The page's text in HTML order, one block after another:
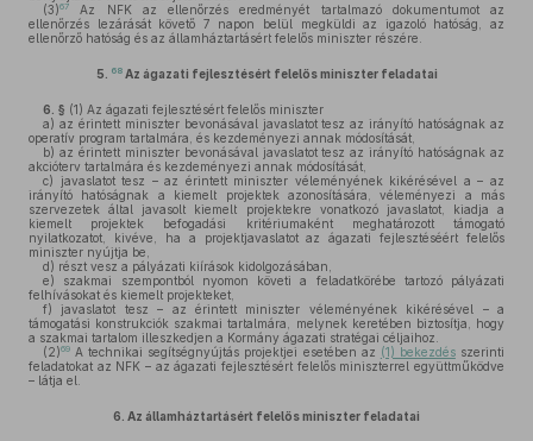
(3)67
Az NFK az ellenőrzés eredményét tartalmazó dokumentumot az
ellenőrzés lezárását követő 7 napon belül megküldi az igazoló hatóság, az
ellenőrző hatóság és az államháztartásért felelős miniszter részére.
5. 68Az ágazati fejlesztésért felelős miniszter feladatai
6. § (1) Az ágazati fejlesztésért felelős miniszter
a) az érintett miniszter bevonásával javaslatot tesz az irányító hatóságnak az
operatív program tartalmára, és kezdeményezi annak módosítását,
b) az érintett miniszter bevonásával javaslatot tesz az irányító hatóságnak az
akcióterv tartalmára és kezdeményezi annak módosítását,
c) javaslatot tesz – az érintett miniszter véleményének kikérésével a – az
irányító hatóságnak a kiemelt projektek azonosítására, véleményezi a más
szervezetek által javasolt kiemelt projektekre vonatkozó javaslatot, kiadja a
kiemelt projektek befogadási kritériumaként meghatározott támogató
nyilatkozatot, kivéve, ha a projektjavaslatot az ágazati fejlesztéséért felelős
miniszter nyújtja be,
d) részt vesz a pályázati kiírások kidolgozásában,
e) szakmai szempontból nyomon követi a feladatkörébe tartozó pályázati
felhívásokat és kiemelt projekteket,
f) javaslatot tesz – az érintett miniszter véleményének kikérésével – a
támogatási konstrukciók szakmai tartalmára, melynek keretében biztosítja, hogy
a szakmai tartalom illeszkedjen a Kormány ágazati stratégai céljaihoz.
(2)69 A technikai segítségnyújtás projektjei esetében az (1) bekezdésszerinti
feladatokat az NFK – az ágazati fejlesztésért felelős miniszterrel együttműködve
– látja el.
6. Az államháztartásért felelős miniszter feladatai